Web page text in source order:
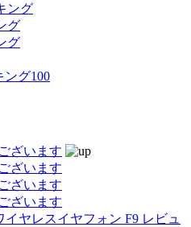
ング
グ
グ
ング100
ざいます
ざいます
ざいます
ざいます
イヤレスイヤフォン F9 レビュ